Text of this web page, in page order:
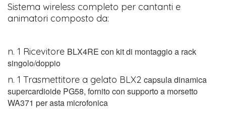
Sistema wireless completo per cantanti e
animatori composto da:
n. 1 Ricevitore BLX4RE con kit di montaggio a rack
singolo/doppio
n. 1 Trasmettitore a gelato BLX2capsula dinamica
supercardioide PG58, fornito con supporto a morsetto
WA371 per asta microfonica